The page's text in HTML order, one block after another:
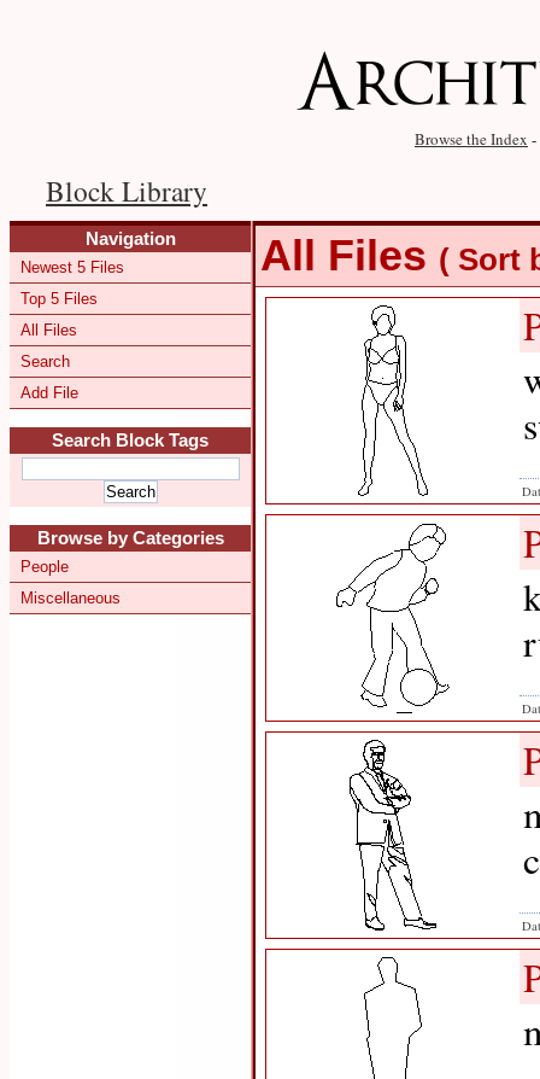
Browse the Index -
Block Library
Navigation
Newest 5 Files
Top 5 Files
All Files
Search
Add File
Search Block Tags
Browse by Categories
People
Miscellaneous
All Files ( Sort